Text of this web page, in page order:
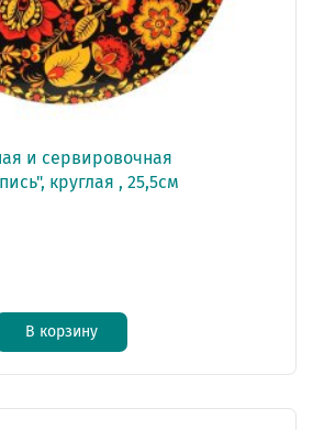
и сервировочная
круглая , 25,5см
В корзину